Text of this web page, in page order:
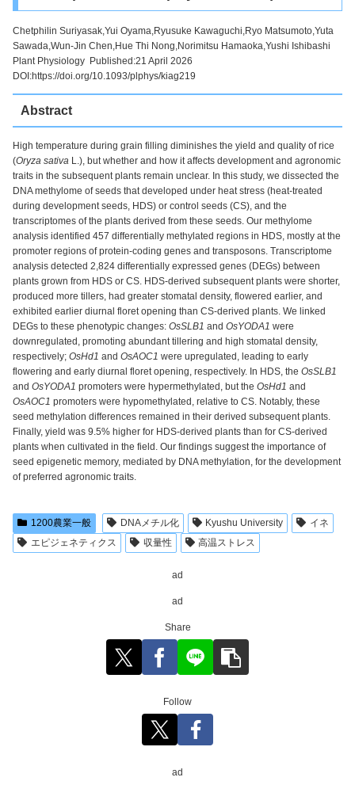
Chetphilin Suriyasak,Yui Oyama,Ryusuke Kawaguchi,Ryo Matsumoto,Yuta
Sawada,Wun-Jin Chen,Hue Thi Nong,Norimitsu Hamaoka,Yushi Ishibashi
Plant Physiology Published:21 April 2026
DOI:https://doi.org/10.1093/plphys/kiag219
Abstract
High temperature during grain filling diminishes the yield and quality of rice
(Oryza sativa L.), but whether and how it affects development and agronomic
traits in the subsequent plants remain unclear. In this study, we dissected the
DNA methylome of seeds that developed under heat stress (heat-treated
during development seeds, HDS) or control seeds (CS), and the
transcriptomes of the plants derived from these seeds. Our methylome
analysis identified 457 differentially methylated regions in HDS, mostly at the
promoter regions of protein-coding genes and transposons. Transcriptome
analysis detected 2,824 differentially expressed genes (DEGs) between
plants grown from HDS or CS. HDS-derived subsequent plants were shorter,
produced more tillers, had greater stomatal density, flowered earlier, and
exhibited earlier diurnal floret opening than CS-derived plants. We linked
DEGs to these phenotypic changes: OsSLB1 and OsYODA1 were
downregulated, promoting abundant tillering and high stomatal density,
respectively; OsHd1 and OsAOC1 were upregulated, leading to early
flowering and early diurnal floret opening, respectively. In HDS, the OsSLB1
and OsYODA1 promoters were hypermethylated, but the OsHd1 and
OsAOC1 promoters were hypomethylated, relative to CS. Notably, these
seed methylation differences remained in their derived subsequent plants.
Finally, yield was 9.5% higher for HDS-derived plants than for CS-derived
plants when cultivated in the field. Our findings suggest the importance of
seed epigenetic memory, mediated by DNA methylation, for the development
of preferred agronomic traits.
1200農業一般 DNAメチル化 Kyushu University
イネ
エピジェネティクス
収量性 高温ストレス
ad
ad
Share
Follow
ad